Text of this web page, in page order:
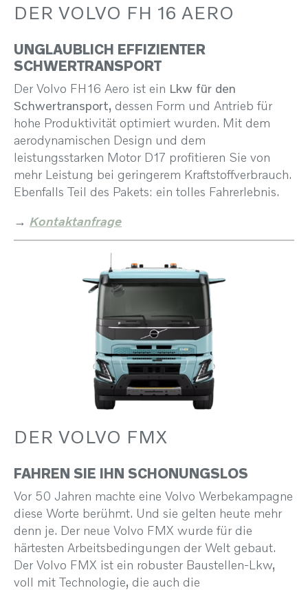
DER VOLVO FH 16 AERO
UNGLAUBLICH EFFIZIENTER
SCHWERTRANSPORT
Der Volvo FH16 Aero ist ein Lkw für den
Schwertransport, dessen Form und Antrieb für
hohe Produktivität optimiert wurden. Mit dem
aerodynamischen Design und dem
leistungsstarken Motor D17 profitieren Sie von
mehr Leistung bei geringerem Kraftstoffverbrauch.
Ebenfalls Teil des Pakets: ein tolles Fahrerlebnis.
→ Kontaktanfrage
DER VOLVO FMX
FAHREN SIE IHN SCHONUNGSLOS
Vor 50 Jahren machte eine Volvo Werbekampagne
diese Worte berühmt. Und sie gelten heute mehr
denn je. Der neue Volvo FMX wurde für die
härtesten Arbeitsbedingungen der Welt gebaut.
Der Volvo FMX ist ein robuster Baustellen-Lkw,
voll mit Technologie, die auch die